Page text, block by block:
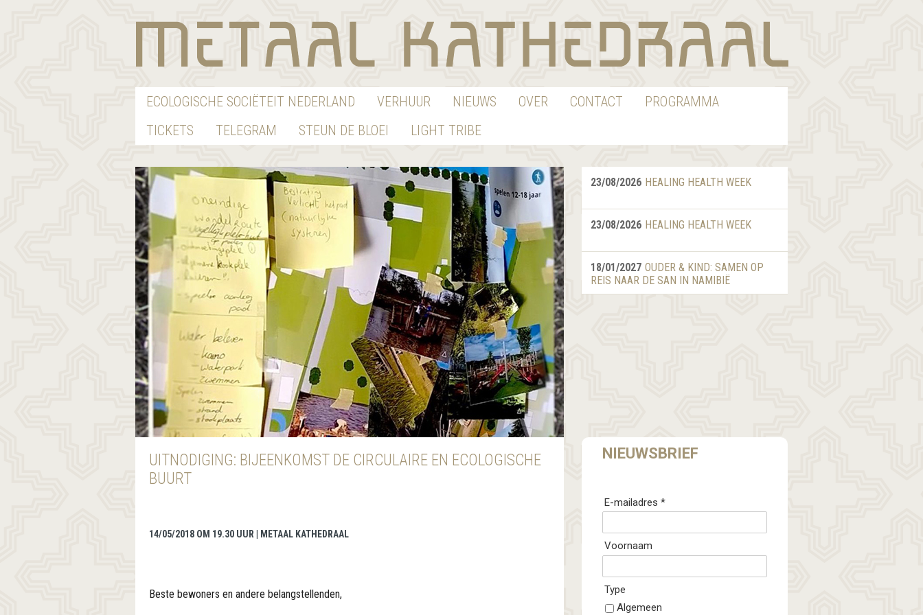
ECOLOGISCHE SOCIËTEIT NEDERLAND VERHUUR NIEUWS OVER CONTACT
PROGRAMMA
TICKETS
TELEGRAM STEUN DE BLOEI LIGHT TRIBE
UITNODIGING: BIJEENKOMST DE CIRCULAIRE EN ECOLOGISCHE
BUURT
14/05/2018 OM 19.30 UUR | METAAL KATHEDRAAL
Beste bewoners en andere belangstellenden,
23/08/2026 HEALING HEALTH WEEK
23/08/2026 HEALING HEALTH WEEK
18/01/2027 OUDER & KIND: SAMEN OP
REIS NAAR DE SAN IN NAMIBIË
NIEUWSBRIEF
E-mailadres *
Voornaam
Type
Algemeen